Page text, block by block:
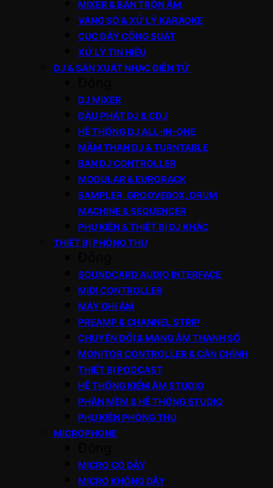
MIXER & BÀN TRỘN ÂM
VANG SỐ & XỬ LÝ KARAOKE
CỤC ĐẨY CÔNG SUẤT
XỬ LÝ TÍN HIỆU
DJ & SẢN XUẤT NHẠC ĐIỆN TỬ
DJ MIXER
ĐẦU PHÁT DJ & CDJ
HỆ THỐNG DJ ALL-IN-ONE
MÂM THAN DJ & TURNTABLE
BÀN DJ CONTROLLER
MODULAR & EURORACK
SAMPLER, GROOVEBOX, DRUM
MACHINE & SEQUENCER
PHỤ KIỆN & THIẾT BỊ DJ KHÁC
THIẾT BỊ PHÒNG THU
SOUNDCARD AUDIO INTERFACE
MIDI CONTROLLER
MÁY GHI ÂM
PREAMP & CHANNEL STRIP
CHUYỂN ĐỔI & MẠNG ÂM THANH SỐ
MONITOR CONTROLLER & CÂN CHỈNH
THIẾT BỊ PODCAST
HỆ THỐNG KIỂM ÂM STUDIO
PHẦN MỀM & HỆ THỐNG STUDIO
PHỤ KIỆN PHÒNG THU
MICROPHONE
MICRO CÓ DÂY
MICRO KHÔNG DÂY